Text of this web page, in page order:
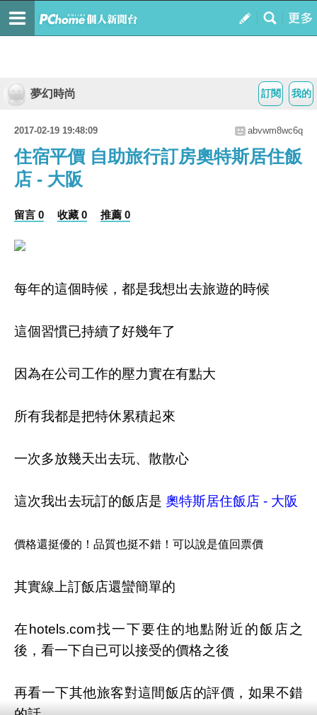
我的
訂閱
夢幻時尚
2017-02-19 19:48:09 abvwm8wc6q
住宿平價 自助旅行訂房奧特斯居住飯
店 - 大阪
留言 0 收藏 0 推薦 0
每年的這個時候，都是我想出去旅遊的時候
這個習慣已持續了好幾年了
因為在公司工作的壓力實在有點大
所有我都是把特休累積起來
一次多放幾天出去玩、散散心
這次我出去玩訂的飯店是 奧特斯居住飯店 - 大阪
價格還挺優的！品質也挺不錯！可以說是值回票價
其實線上訂飯店還蠻簡單的
在hotels.com找一下要住的地點附近的飯店之
後，看一下自已可以接受的價格之後
再看一下其他旅客對這間飯店的評價，如果不錯